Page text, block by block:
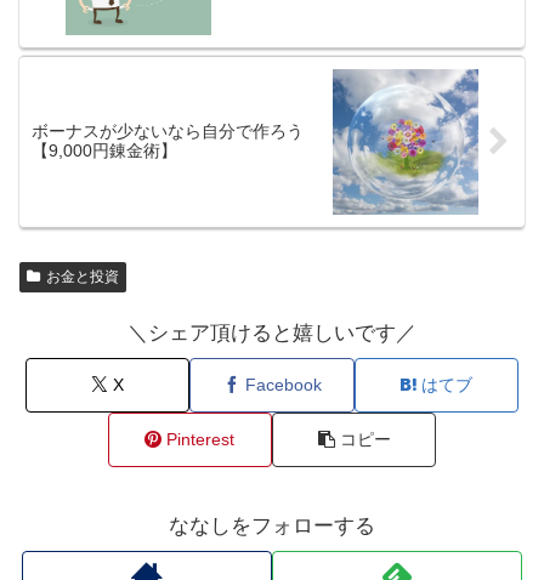
ボーナスが少ないなら自分で作ろう
【9,000円錬金術】
お金と投資
＼シェア頂けると嬉しいです／
X Facebook はてブ
Pinterest コピー
ななしをフォローする